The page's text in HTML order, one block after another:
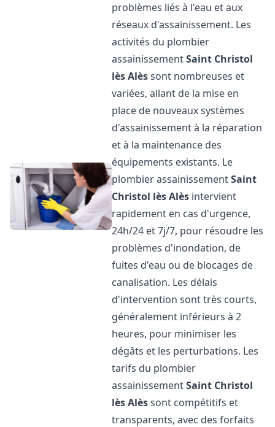
problèmes liés à l'eau et aux
réseaux d'assainissement. Les
activités du plombier
assainissementSaint Christol
lès Alèssont nombreuses et
variées, allant de la mise en
place de nouveaux systèmes
d'assainissement à la réparation
et à la maintenance des
équipements existants. Le
plombier assainissementSaint
Christol lès Alès intervient
rapidement en cas d'urgence,
24h/24 et 7j/7, pour résoudre les
problèmes d'inondation, de
fuites d'eau ou de blocages de
canalisation. Les délais
d'intervention sont très courts,
généralement inférieurs à 2
heures, pour minimiser les
dégâts et les perturbations. Les
tarifs du plombier
assainissementSaint Christol
lès Alèssont compétitifs et
transparents, avec des forfaits